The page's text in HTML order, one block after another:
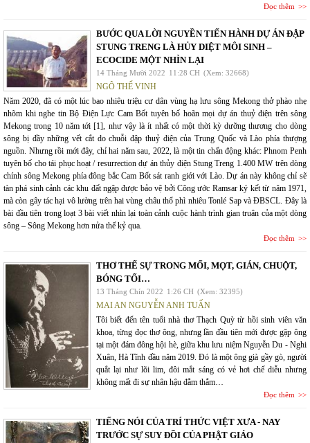
Đọc thêm
BƯỚC QUA LỜI NGUYỀN TIẾN HÀNH DỰ ÁN ĐẬP
STUNG TRENG LÀ HỦY DIỆT MÔI SINH –
ECOCIDE MỘT NHÌN LẠI
14 Tháng Mười 2022 11:28 CH (Xem: 32668)
NGÔ THẾ VINH
Năm 2020, đã có một lúc bao nhiêu triệu cư dân vùng hạ lưu sông Mekong thở phào nhẹ
nhõm khi nghe tin Bộ Điện Lực Cam Bốt tuyên bố hoãn mọi dự án thuỷ điện trên sông
Mekong trong 10 năm tới [1], như vậy là ít nhất có một thời kỳ dưỡng thương cho dòng
sông bị đầy những vết cắt do chuỗi đập thuỷ điện của Trung Quốc và Lào phía thượng
nguồn. Nhưng rồi mới đây, chỉ hai năm sau, 2022, là một tin chấn động khác: Phnom Penh
tuyên bố cho tái phục hoạt / resurrection dự án thủy điện Stung Treng 1.400 MW trên dòng
chính sông Mekong phía đông bắc Cam Bốt sát ranh giới với Lào. Dự án này không chỉ sẽ
tàn phá sinh cảnh các khu đất ngập được bảo vệ bởi Công ước Ramsar ký kết từ năm 1971,
mà còn gây tác hại vô lường trên hai vùng châu thổ phì nhiêu Tonlé Sap và ĐBSCL. Đây là
bài đầu tiên trong loạt 3 bài viết nhìn lại toàn cảnh cuộc hành trình gian truân của một dòng
sông – Sông Mekong hơn nửa thế kỷ qua.
Đọc thêm
THƠ THẾ SỰ TRONG MỐI, MỌT, GIÁN, CHUỘT,
BÓNG TỐI…
13 Tháng Chín 2022 1:26 CH (Xem: 32395)
MAI AN NGUYỄN ANH TUẤN
Tôi biết đến tên tuổi nhà thơ Thạch Quỳ từ hồi sinh viên văn
khoa, từng đọc thơ ông, nhưng lần đầu tiên mới được gặp ông
tại một đám đông hội hè, giữa khu lưu niệm Nguyễn Du - Nghi
Xuân, Hà Tĩnh đầu năm 2019. Đó là một ông già gầy gò, người
quắt lại như lõi lim, đôi mắt sáng có vẻ hơi chế diễu nhưng
không mất đi sự nhân hậu đằm thắm…
Đọc thêm
TIẾNG NÓI CỦA TRÍ THỨC VIỆT XƯA - NAY
TRƯỚC SỰ SUY ĐỒI CỦA PHẬT GIÁO